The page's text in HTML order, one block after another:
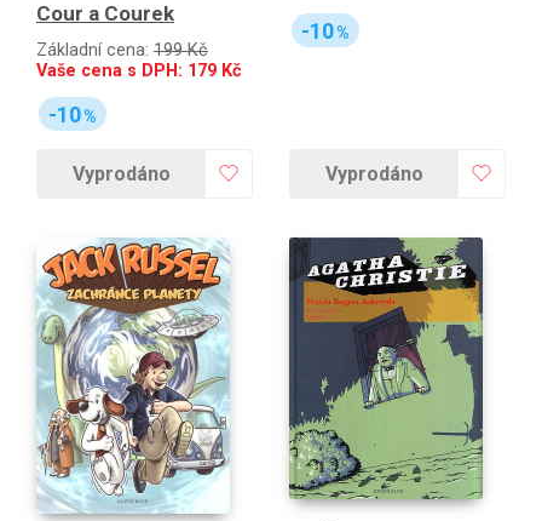
Cour a Courek
Základní cena: 199 Kč
Vaše cena s DPH: 179 Kč
-10%
Vyprodáno
-10%
Vyprodáno